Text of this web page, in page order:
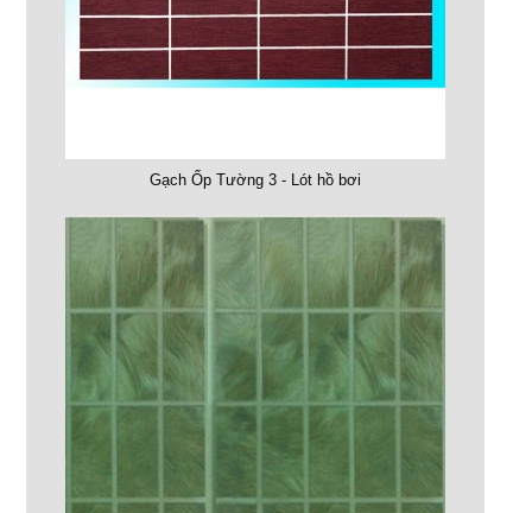
Gạch Ốp Tường 3 - Lót hồ bơi